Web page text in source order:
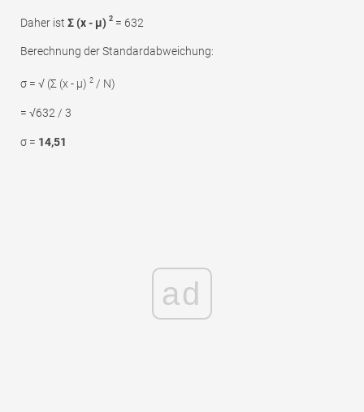
Daher ist Σ (x - μ) 2 = 632
Berechnung der Standardabweichung:
σ = √ (Σ (x - μ) 2 / N)
= √632 / 3
σ = 14,51
ad